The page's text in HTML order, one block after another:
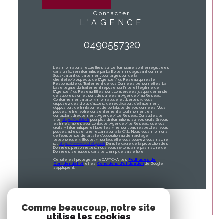
contacter
L'AGENCE
0490557320
Les informations recueillies sur ce formulaire sont enregistrées
dans un fichier informatisé par La Boite Immo agissant comme
Sous-traitant du traitement pour la gestion de la
clientèle/prospects de l'Agence / du Réseau qui reste
Responsable du Traitement de vos Données personnelles. La
base légale du traitement repose sur l'intérêt légitime de
l'Agence / du Réseau. Elles sont conservées jusqu'à demande
de suppression et sont destinées à l'Agence / au Réseau.
Conformément à la loi « informatique et libertés », vous
disposez des droits d’accès, de rectification, d’effacement,
d’opposition, de limitation et de portabilité de vos données. Vous
pouvez retirer votre consentement à tout moment en
contactant directement l’Agence / Le Réseau. Consultez le
site https://cnil.fr/fr pour plus d’informations sur vos droits. Si vous
estimez, après avoir contacté l'Agence / le Réseau, que vos
droits « Informatique et Libertés » ne sont pas respectés, vous
pouvez adresser une réclamation à la CNIL. Nous vous informons
de l’existence de la liste d'opposition au démarchage
téléphonique « Bloctel », sur laquelle vous pouvez vous inscrire
ici : https://www.bloctel.gouv.fr. Dans le cadre de la protection des
Données personnelles, nous vous invitons à ne pas inscrire de
Données sensibles dans le champ de saisie libre.
Ce site est protégé par reCAPTCHA, les Politiques de
Confidentialité et es Conditions d'utilisation de Google
s'appliquent.
Comme beaucoup, notre site
utilise les cookies